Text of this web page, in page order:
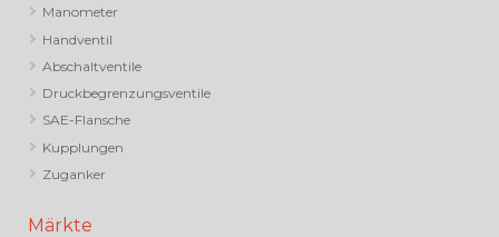
Manometer
Handventil
Abschaltventile
Druckbegrenzungsventile
SAE-Flansche
Kupplungen
Zuganker
Märkte